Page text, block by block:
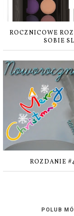
ROCZNICOWE
SOBIE
ROZDANIE
POLUB